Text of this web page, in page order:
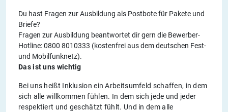
Du hast Fragen zur Ausbildung als Postbote für Pakete und
Briefe?
Fragen zur Ausbildung beantwortet dir gern die Bewerber-
Hotline: 0800 8010333 (kostenfrei aus dem deutschen Fest-
und Mobilfunknetz).
Das ist uns wichtig
Bei uns heißt Inklusion ein Arbeitsumfeld schaffen, in dem
sich alle willkommen fühlen. In dem sich jede und jeder
respektiert und geschätzt fühlt. Und in dem alle